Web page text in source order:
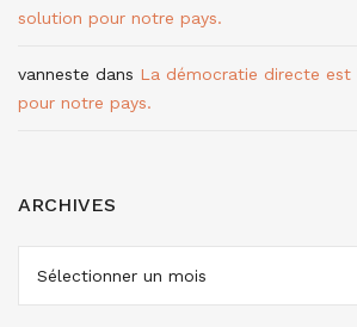
solution pour notre pays.
vanneste dans La démocratie directe est
pour notre pays.
ARCHIVES
ARCHIVES